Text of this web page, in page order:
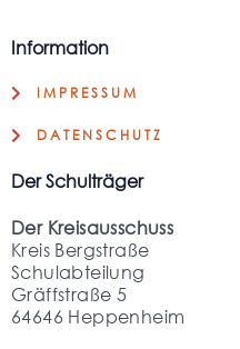
Information
IMPRESSUM
DATENSCHUTZ
Der Schulträger
Der Kreisausschuss
Kreis Bergstraße
Schulabteilung
Gräffstraße 5
64646 Heppenheim